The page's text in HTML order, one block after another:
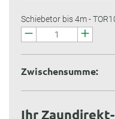
Schiebetor bis 4m -
Zwischensumme:
Ihr